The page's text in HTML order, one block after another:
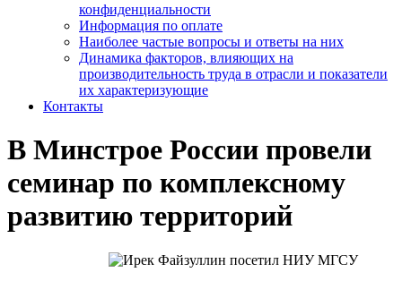
конфиденциальности
Информация по оплате
Наиболее частые вопросы и ответы на них
Динамика факторов, влияющих на
производительность труда в отрасли и показатели
их характеризующие
Контакты
В Минстрое России провели
семинар по комплексному
развитию территорий